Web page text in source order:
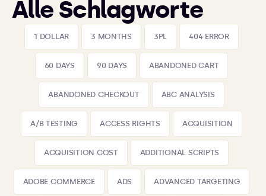
Alle Schlagworte
1 DOLLAR 3 MONTHS 3PL 404 ERROR
60 DAYS 90 DAYS ABANDONED CART
ABANDONED CHECKOUT ABC ANALYSIS
A/B TESTING ACCESS RIGHTS ACQUISITION
ACQUISITION COST ADDITIONAL SCRIPTS
ADOBE COMMERCE ADS ADVANCED TARGETING